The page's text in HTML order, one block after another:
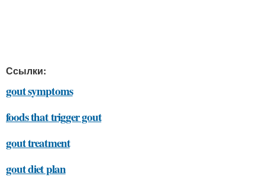
Ссылки:
gout symptoms
foods that trigger gout
gout treatment
gout diet plan